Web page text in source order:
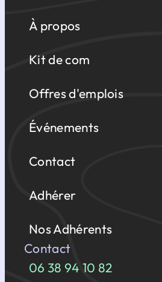
À propos
Kit de com
Offres d'emplois
Événements
Contact
Adhérer
Nos Adhérents
Contact
06 38 94 10 82